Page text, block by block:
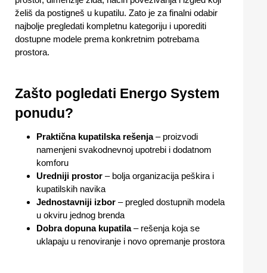
želiš da postigneš u kupatilu. Zato je za finalni odabir
najbolje pregledati kompletnu kategoriju i uporediti
dostupne modele prema konkretnim potrebama
prostora.
Zašto pogledati Energo System
ponudu?
Praktična kupatilska rešenja– proizvodi
namenjeni svakodnevnoj upotrebi i dodatnom
komforu
Uredniji prostor – bolja organizacija peškira i
kupatilskih navika
Jednostavniji izbor – pregled dostupnih modela
u okviru jednog brenda
Dobra dopuna kupatila– rešenja koja se
uklapaju u renoviranje i novo opremanje prostora